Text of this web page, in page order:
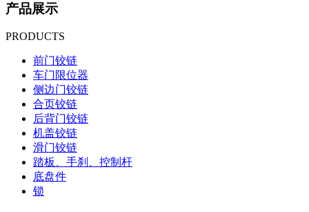
产品展示
PRODUCTS
前门铰链
车门限位器
侧边门铰链
合页铰链
后背门铰链
机盖铰链
滑门铰链
踏板、手刹、控制杆
底盘件
锁